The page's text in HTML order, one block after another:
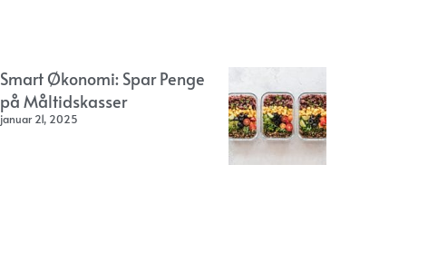
Smart Økonomi: Spar Penge
på Måltidskasser
januar 21, 2025